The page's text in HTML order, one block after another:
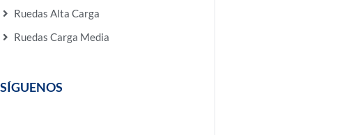
Ruedas Alta Carga
Ruedas Carga Media
SÍGUENOS